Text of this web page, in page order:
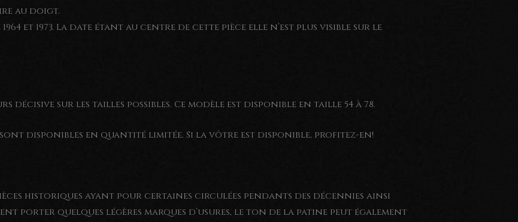
au doigt.
et 1973. La date étant au centre de cette pièce elle n’est plus visible sur le
décisive sur les tailles possibles. Ce modèle est disponible en taille 54 à 78.
sont disponibles en quantité limitée. Si la vôtre est disponible, profitez-en!
historiques ayant pour certaines circulées pendants des décennies ainsi
porter quelques légères marques d’usures, le ton de la patine peut également